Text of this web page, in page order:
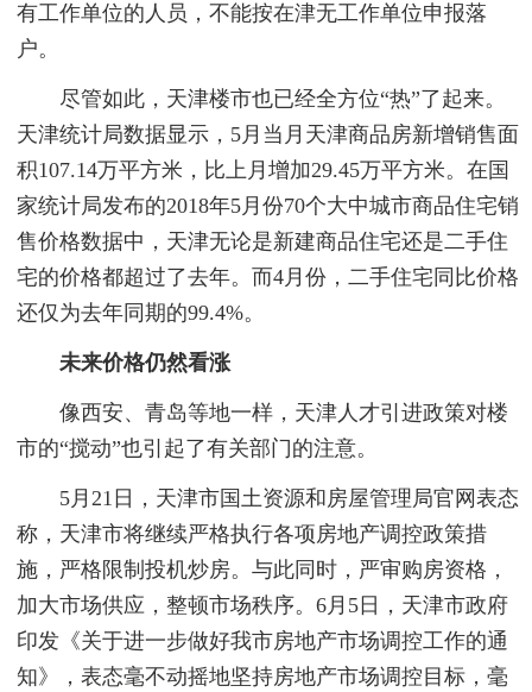
有工作单位的人员，不能按在津无工作单位申报落
户。
尽管如此，天津楼市也已经全方位“热”了起来。
天津统计局数据显示，5月当月天津商品房新增销售面
积107.14万平方米，比上月增加29.45万平方米。在国
家统计局发布的2018年5月份70个大中城市商品住宅销
售价格数据中，天津无论是新建商品住宅还是二手住
宅的价格都超过了去年。而4月份，二手住宅同比价格
还仅为去年同期的99.4%。
未来价格仍然看涨
像西安、青岛等地一样，天津人才引进政策对楼
市的“搅动”也引起了有关部门的注意。
5月21日，天津市国土资源和房屋管理局官网表态
称，天津市将继续严格执行各项房地产调控政策措
施，严格限制投机炒房。与此同时，严审购房资格，
加大市场供应，整顿市场秩序。6月5日，天津市政府
印发《关于进一步做好我市房地产市场调控工作的通
知》，表态毫不动摇地坚持房地产市场调控目标，毫